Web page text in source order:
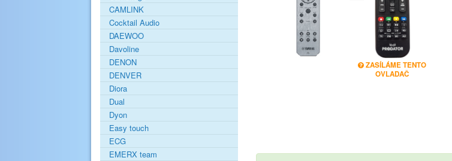
ZASÍLÁME TENTO
OVLADAČ
CAMLINK
Cocktail Audio
DAEWOO
Davoline
DENON
DENVER
Diora
Dual
Dyon
Easy touch
ECG
EMERX team